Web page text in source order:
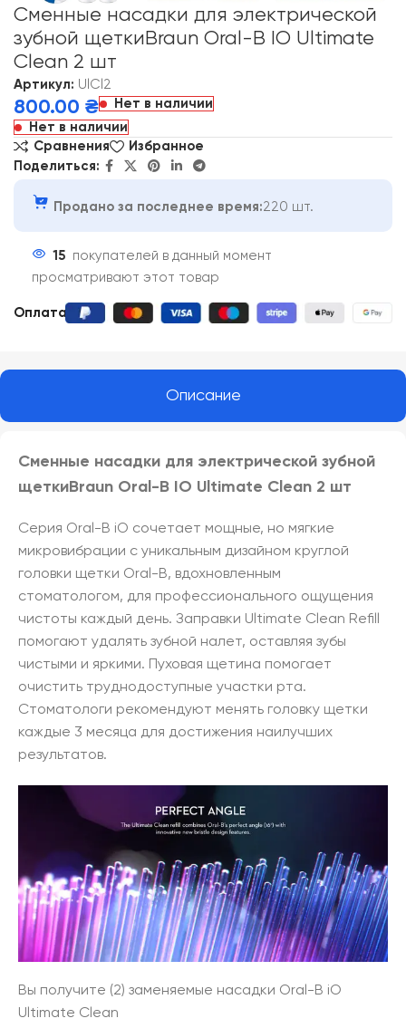
Сменные насадки для электрической
зубной щеткиBraun Oral-B IO Ultimate
Clean 2 шт
Артикул: UlCl2
800.00 ₴
Нет в наличии
Нет в наличии
Сравнения
Избранное
Поделиться:
Продано за последнее время:220 шт.
15 покупателей в данный момент
просматривают этот товар
Оплата:
Описание
Сменные насадки для электрической зубной
щеткиBraun Oral-B IO Ultimate Clean 2 шт
Серия Oral-B iO сочетает мощные, но мягкие
микровибрации с уникальным дизайном круглой
головки щетки Oral-B, вдохновленным
стоматологом, для профессионального ощущения
чистоты каждый день. Заправки Ultimate Clean Refill
помогают удалять зубной налет, оставляя зубы
чистыми и яркими. Пуховая щетина помогает
очистить труднодоступные участки рта.
Стоматологи рекомендуют менять головку щетки
каждые 3 месяца для достижения наилучших
результатов.
Вы получите (2) заменяемые насадки Oral-B iO
Ultimate Clean